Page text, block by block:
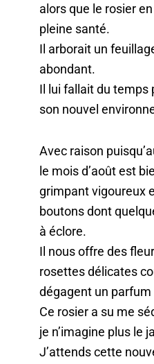
alors que le rosier
pleine santé.
Il arborait un
abondant.
Il lui fallait du temps
son nouvel
Avec raison
le mois d’août est
grimpant vigoureux
boutons dont
à éclore.
Il nous offre des
rosettes délicates
dégagent un
Ce rosier a su me
je n’imagine plus le
J’attends cette